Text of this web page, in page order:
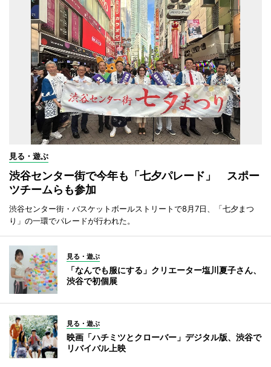
見る・遊ぶ
渋谷センター街で今年も「七夕パレード」 スポー
ツチームらも参加
渋谷センター街・バスケットボールストリートで8月7日、「七夕まつ
り」の一環でパレードが行われた。
見る・遊ぶ
「なんでも服にする」クリエーター塩川夏子さん、
渋谷で初個展
見る・遊ぶ
映画「ハチミツとクローバー」デジタル版、渋谷で
リバイバル上映